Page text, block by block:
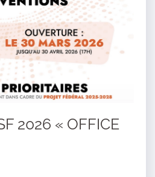
2026 « OFFICE